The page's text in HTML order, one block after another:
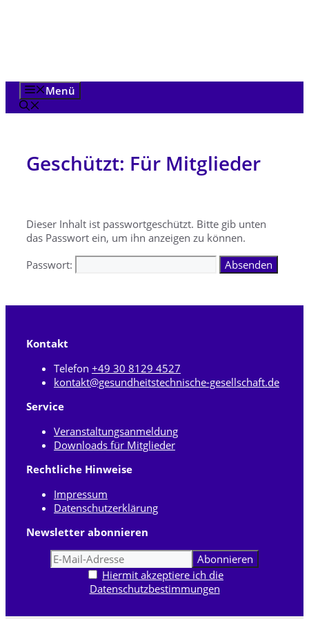
Menü
Geschützt: Für Mitglieder
Dieser Inhalt ist passwortgeschützt. Bitte gib unten
das Passwort ein, um ihn anzeigen zu können.
Passwort:
Kontakt
Telefon +49 30 8129 4527
kontakt@gesundheitstechnische-gesellschaft.de
Service
Veranstaltungsanmeldung
Downloads für Mitglieder
Rechtliche Hinweise
Impressum
Datenschutzerklärung
Newsletter abonnieren
Hiermit akzeptiere ich die
Datenschutzbestimmungen